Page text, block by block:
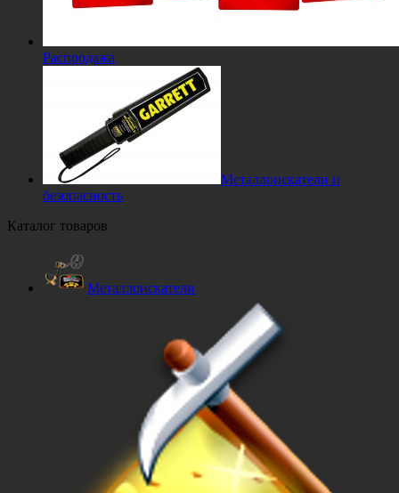
Распродажа
Металлоискатели и
безопасность
Каталог товаров
Металлоискатели